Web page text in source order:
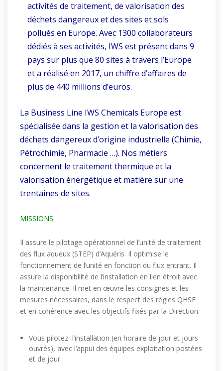
activités de traitement, de valorisation des
déchets dangereux et des sites et sols
pollués en Europe. Avec 1300 collaborateurs
dédiés à ses activités, IWS est présent dans 9
pays sur plus que 80 sites à travers l’Europe
et a réalisé en 2017, un chiffre d’affaires de
plus de 440 millions d’euros.
La Business Line IWS Chemicals Europe est
spécialisée dans la gestion et la valorisation des
déchets dangereux d’origine industrielle (Chimie,
Pétrochimie, Pharmacie …). Nos métiers
concernent le traitement thermique et la
valorisation énergétique et matière sur une
trentaines de sites.
MISSIONS
Il assure le pilotage opérationnel de l’unité de traitement
des flux aqueux (STEP) d’Aquéris. Il optimise le
fonctionnement de l’unité en fonction du flux entrant. Il
assure la disponibilité de l’installation en lien étroit avec
la maintenance. Il met en œuvre les consignes et les
mesures nécessaires, dans le respect des règles QHSE
et en cohérence avec les objectifs fixés par la Direction.
Vous pilotez l’installation (en horaire de jour et jours
ouvrés), avec l’appui des équipes exploitation postées
et de jour